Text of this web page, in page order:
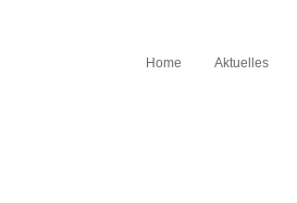
Home Aktuelles